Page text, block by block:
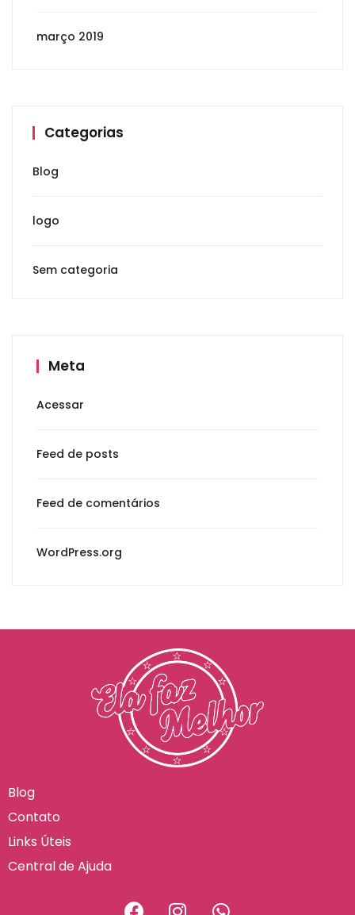
março 2019
Categorias
Blog
logo
Sem categoria
Meta
Acessar
Feed de posts
Feed de comentários
WordPress.org
Blog
Contato
Links Úteis
Central de Ajuda